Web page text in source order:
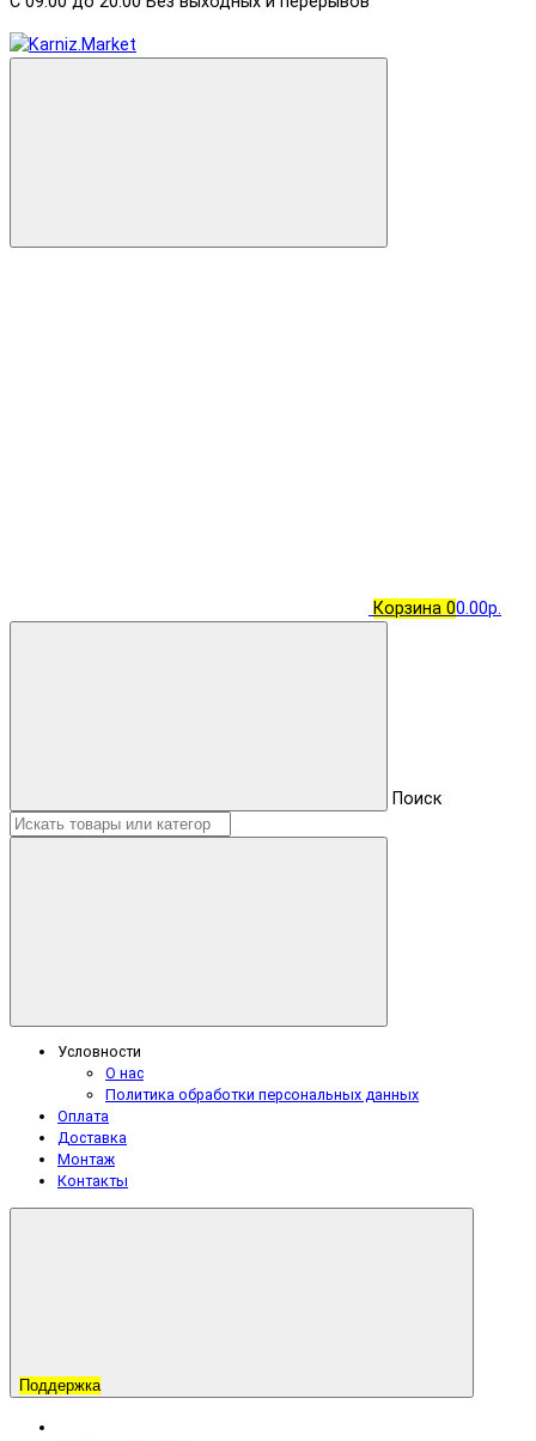
Корзина 00.00р.
Поиск
Условности
О нас
Политика обработки персональных данных
Оплата
Доставка
Монтаж
Контакты
Поддержка